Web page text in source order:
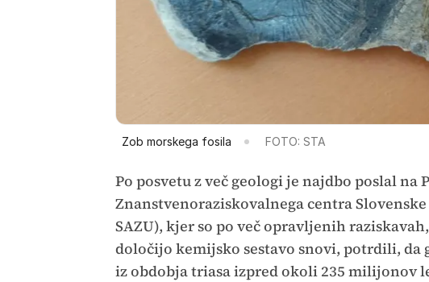
Zob morskega fosila FOTO: STA
Po posvetu z več geologi je najdbo poslal
Znanstvenoraziskovalnega centra
SAZU), kjer so po več opravljenih
določijo kemijsko sestavo snovi, potrdili, da
iz obdobja triasa izpred okoli 235 milijonov